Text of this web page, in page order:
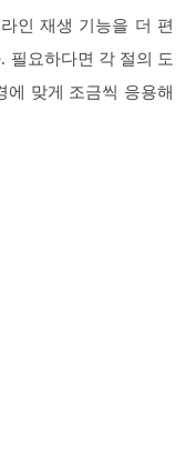
인 재생 기능을 더 편
필요하다면 각 절의 도
에 맞게 조금씩 응용해